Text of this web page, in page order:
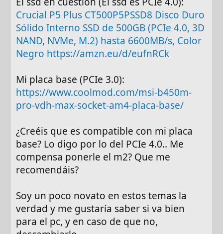
Crucial P5 Plus CT500P5PSSD8 Disco Duro
Sólido Interno SSD de 500GB (PCIe 4.0, 3D
NAND, NVMe, M.2) hasta 6600MB/s, Color
Negro https://amzn.eu/d/eufnRCk
Mi placa base (PCIe 3.0):
https://www.coolmod.com/msi-b450m-
pro-vdh-max-socket-am4-placa-base/
¿Creéis que es compatible con mi placa
base? Lo digo por lo del PCIe 4.0.. Me
compensa ponerle el m2? Que me
recomendáis?
Soy un poco novato en estos temas la
verdad y me gustaría saber si va bien
para el pc, y en caso de que no,